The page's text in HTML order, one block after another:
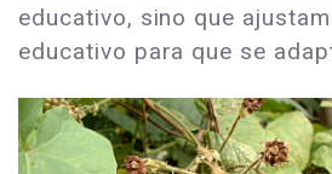
educativo, sino que
educativo para que se